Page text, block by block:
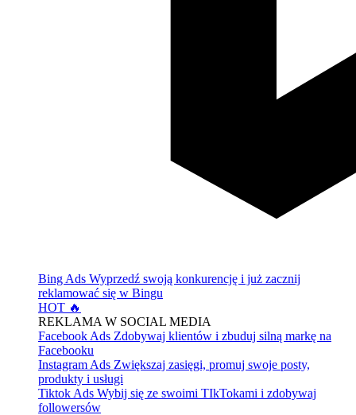
Bing Ads Wyprzedź swoją konkurencję i już zacznij
reklamować się w Bingu
HOT 🔥
REKLAMA W SOCIAL MEDIA
Facebook Ads Zdobywaj klientów i zbuduj silną markę na
Facebooku
Instagram Ads Zwiększaj zasięgi, promuj swoje posty,
produkty i usługi
Tiktok Ads Wybij się ze swoimi TIkTokami i zdobywaj
followersów